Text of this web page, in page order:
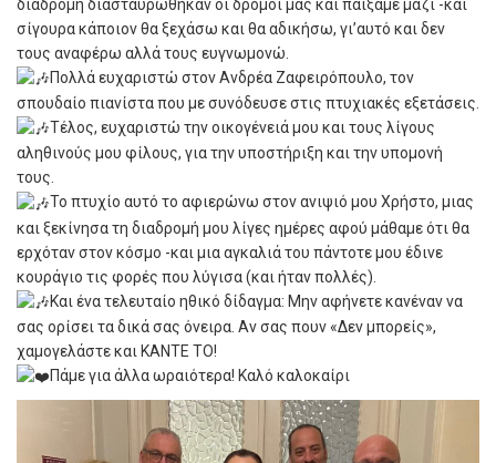
διαδρομή διασταυρώθηκαν οι δρόμοι μας και παίξαμε μαζί -και
σίγουρα κάποιον θα ξεχάσω και θα αδικήσω, γι’αυτό και δεν
τους αναφέρω αλλά τους ευγνωμονώ.
Πολλά ευχαριστώ στον Ανδρέα Ζαφειρόπουλο, τον
σπουδαίο πιανίστα που με συνόδευσε στις πτυχιακές εξετάσεις.
Τέλος, ευχαριστώ την οικογένειά μου και τους λίγους
αληθινούς μου φίλους, για την υποστήριξη και την υπομονή
τους.
Το πτυχίο αυτό το αφιερώνω στον ανιψιό μου Χρήστο, μιας
και ξεκίνησα τη διαδρομή μου λίγες ημέρες αφού μάθαμε ότι θα
ερχόταν στον κόσμο -και μια αγκαλιά του πάντοτε μου έδινε
κουράγιο τις φορές που λύγισα (και ήταν πολλές).
Και ένα τελευταίο ηθικό δίδαγμα: Μην αφήνετε κανέναν να
σας ορίσει τα δικά σας όνειρα. Αν σας πουν «Δεν μπορείς»,
χαμογελάστε και ΚΑΝΤΕ ΤΟ!
Πάμε για άλλα ωραιότερα! Καλό καλοκαίρι